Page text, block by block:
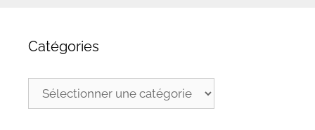
Catégories
Catégories